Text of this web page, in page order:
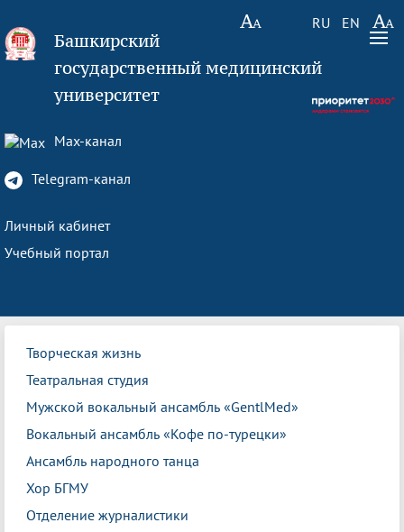
RU EN
Башкирский
государственный медицинский
университет
Max-канал
Telegram-канал
Личный кабинет
Учебный портал
Творческая жизнь
Театральная студия
Мужской вокальный ансамбль «GentlMed»
Вокальный ансамбль «Кофе по-турецки»
Ансамбль народного танца
Хор БГМУ
Отделение журналистики